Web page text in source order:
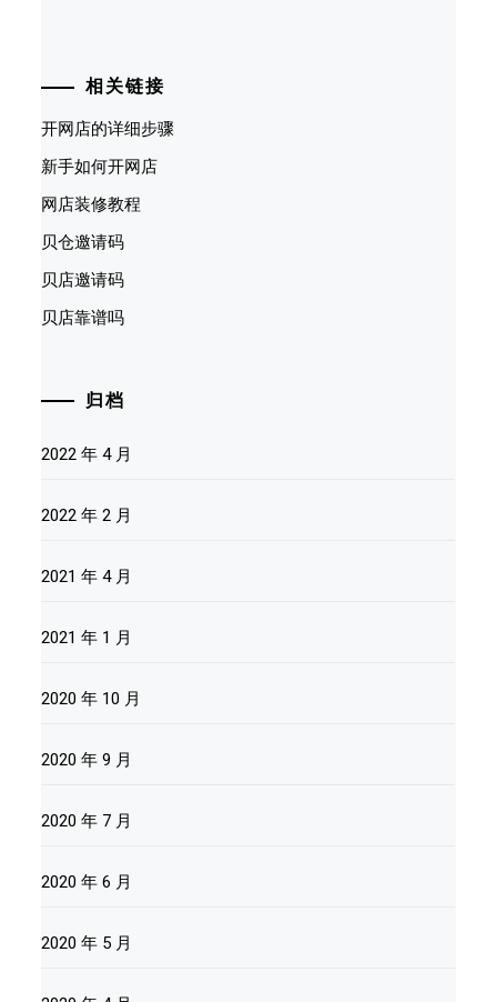
相关链接
开网店的详细步骤
新手如何开网店
网店装修教程
贝仓邀请码
贝店邀请码
贝店靠谱吗
归档
2022 年 4 月
2022 年 2 月
2021 年 4 月
2021 年 1 月
2020 年 10 月
2020 年 9 月
2020 年 7 月
2020 年 6 月
2020 年 5 月